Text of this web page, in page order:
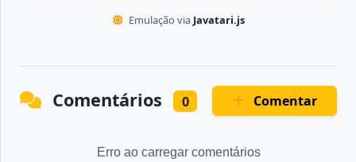
Emulação via Javatari.js
Comentários 0 Comentar
Erro ao carregar comentários